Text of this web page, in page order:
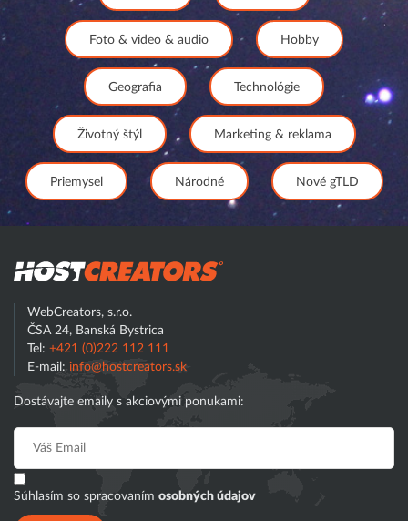
Foto & video & audio Hobby
Geografia Technológie
Životný štýl Marketing & reklama
Priemysel Národné Nové gTLD
WebCreators, s.r.o.
ČSA 24, Banská Bystrica
Tel: +421 (0)222 112 111
E-mail: info@hostcreators.sk
Dostávajte emaily s akciovými ponukami:
Súhlasím so spracovaním osobných údajov